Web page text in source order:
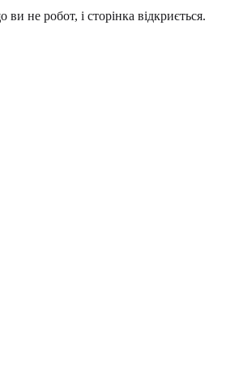
ви не робот, і сторінка відкриється.